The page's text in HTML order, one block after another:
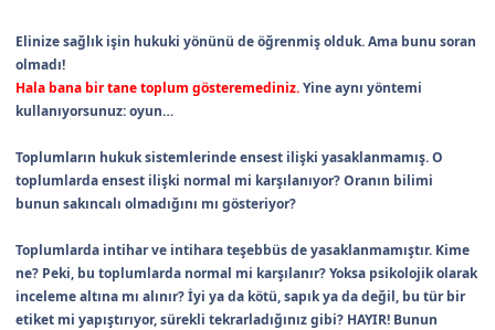
Elinize sağlık işin hukuki yönünü de öğrenmiş olduk. Ama bunu soran
olmadı!
Hala bana bir tane toplum gösteremediniz.Yine aynı yöntemi
kullanıyorsunuz: oyun…
Toplumların hukuk sistemlerinde ensest ilişki yasaklanmamış. O
toplumlarda ensest ilişki normal mi karşılanıyor? Oranın bilimi
bunun sakıncalı olmadığını mı gösteriyor?
Toplumlarda intihar ve intihara teşebbüs de yasaklanmamıştır. Kime
ne? Peki, bu toplumlarda normal mi karşılanır? Yoksa psikolojik olarak
inceleme altına mı alınır? İyi ya da kötü, sapık ya da değil, bu tür bir
etiket mi yapıştırıyor, sürekli tekrarladığınız gibi? HAYIR! Bunun